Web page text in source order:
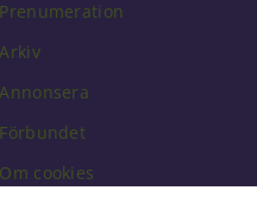
Prenumeration
Arkiv
Annonsera
Förbundet
Om cookies